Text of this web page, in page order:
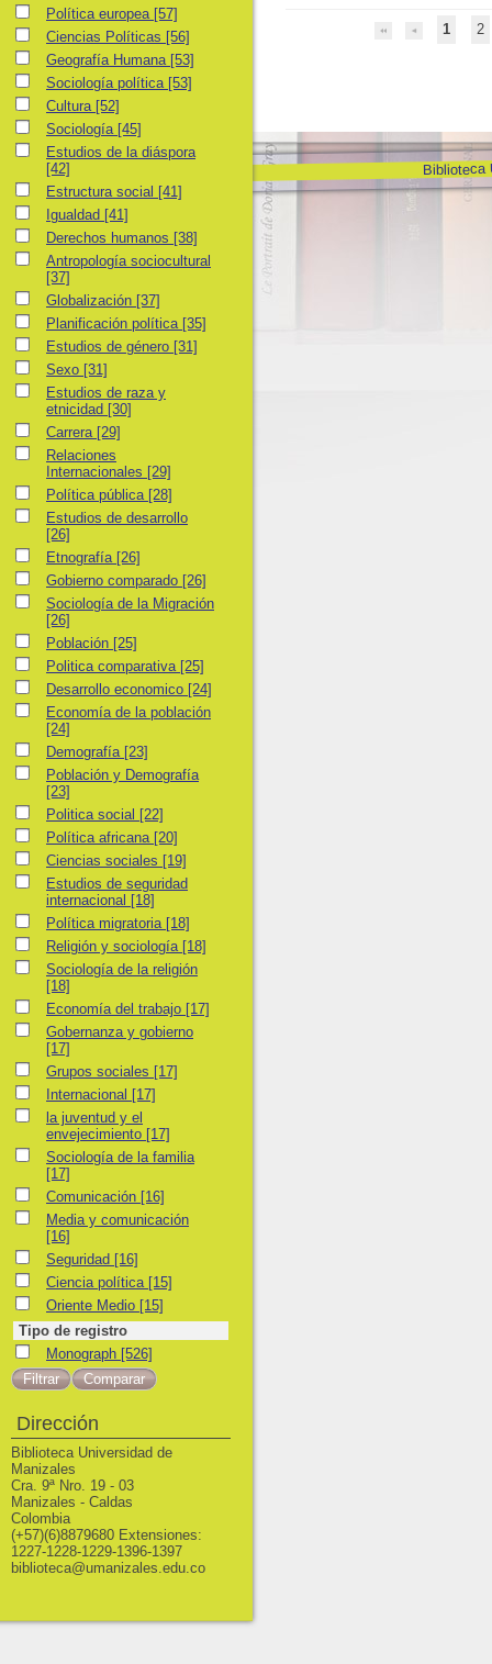
1 2
Biblioteca
Política europea
Política europea [57]
Ciencias Políticas
Ciencias Políticas [56]
Geografía Humana
Geografía Humana [53]
Sociología política
Sociología política [53]
CulturaCultura [52]
Sociología
Sociología [45]
Estudios de la diáspora
Estudios de la diáspora
[42]
Estructura social
Estructura social [41]
IgualdadIgualdad [41]
Derechos humanos
Derechos humanos [38]
Antropología sociocultural
Antropología sociocultural
[37]
Globalización
Globalización [37]
Planificación política
Planificación política [35]
Estudios de género
Estudios de género [31]
SexoSexo [31]
Estudios de raza y etnicidad
Estudios de raza y
etnicidad [30]
CarreraCarrera [29]
Relaciones Internacionales
Relaciones
Internacionales [29]
Política pública
Política pública [28]
Estudios de desarrollo
Estudios de desarrollo
[26]
EtnografíaEtnografía [26]
Gobierno comparado
Gobierno comparado [26]
Sociología de la Migración
Sociología de la Migración
[26]
PoblaciónPoblación [25]
Politica comparativa
Politica comparativa [25]
Desarrollo economico
Desarrollo economico [24]
Economía de la población
Economía de la población
[24]
Demografía
Demografía [23]
Población y Demografía
Población y Demografía
[23]
Politica social
Politica social [22]
Política africana
Política africana [20]
Ciencias sociales
Ciencias sociales [19]
Estudios de seguridad internacional
Estudios de seguridad
internacional [18]
Política migratoria
Política migratoria [18]
Religión y sociología
Religión y sociología [18]
Sociología de la religión
Sociología de la religión
[18]
Economía del trabajo
Economía del trabajo [17]
Gobernanza y gobierno
Gobernanza y gobierno
[17]
Grupos sociales
Grupos sociales [17]
Internacional
Internacional [17]
la juventud y el envejecimiento
la juventud y el
envejecimiento [17]
Sociología de la familia
Sociología de la familia
[17]
Comunicación
Comunicación [16]
Media y comunicación
Media y comunicación
[16]
SeguridadSeguridad [16]
Ciencia política
Ciencia política [15]
Oriente Medio
Oriente Medio [15]
Tipo de registro
Monograph
Monograph [526]
Dirección
Biblioteca Universidad de
Manizales
Cra. 9ª Nro. 19 - 03
Manizales - Caldas
Colombia
(+57)(6)8879680 Extensiones:
1227-1228-1229-1396-1397
biblioteca@umanizales.edu.co